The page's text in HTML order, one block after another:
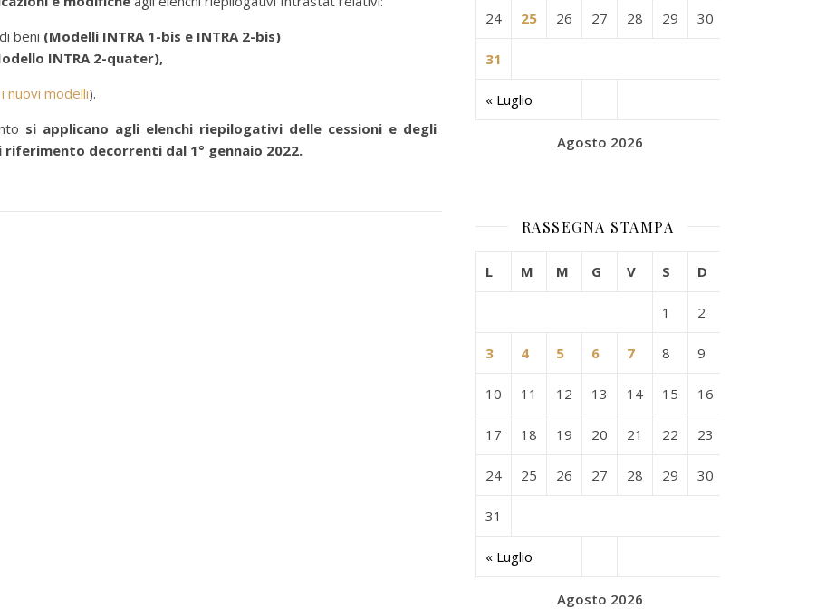
beni (Modelli INTRA 1-bis e INTRA 2-bis)
INTRA 2-quater),
nuovi modelli).
si applicano agli elenchi riepilogativi delle cessioni e degli
decorrenti dal 1° gennaio 2022.
Agosto 2026
« Luglio
24 25 26 27 28 29 30
31
RASSEGNA STAMPA
Agosto 2026
L M M G V S D
« Luglio
1 2
3 4 5 6 7 8 9
10 11 12 13 14 15 16
17 18 19 20 21 22 23
24 25 26 27 28 29 30
31